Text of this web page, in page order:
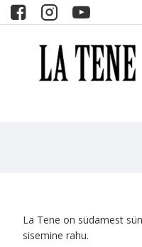
La Tene on südamest
sisemine rahu.